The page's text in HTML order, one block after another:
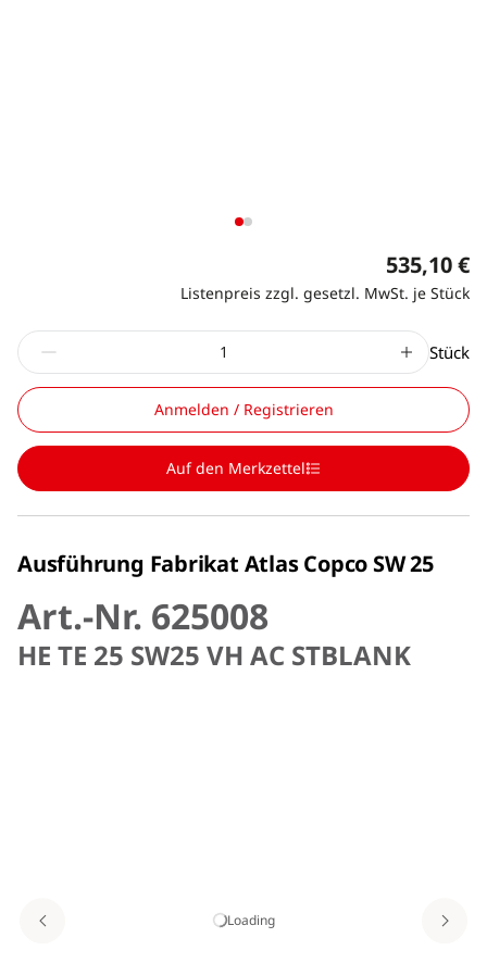
535,10 €
Listenpreis zzgl. gesetzl. MwSt. je Stück
Stück
Anmelden / Registrieren
Auf den Merkzettel
Ausführung Fabrikat Atlas Copco SW 25
Art.-Nr. 625008
HE TE 25 SW25 VH AC STBLANK
Loading